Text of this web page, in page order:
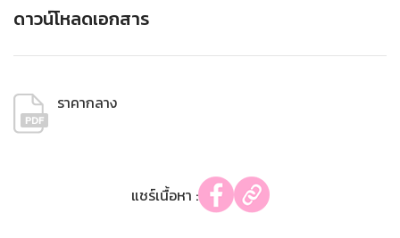
ดาวน์โหลดเอกสาร
ราคากลาง
แชร์เนื้อหา :